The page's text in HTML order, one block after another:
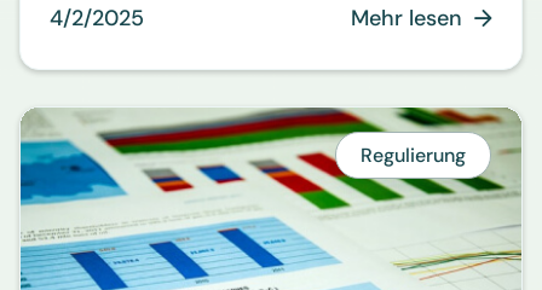
4/2/2025 Mehr lesen 
Regulierung